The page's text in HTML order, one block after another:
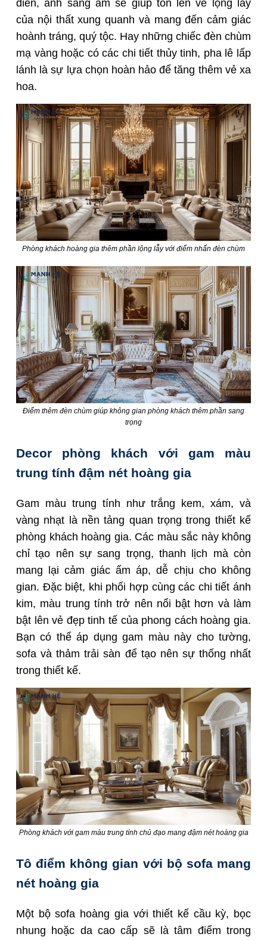
điển, ánh sáng ấm sẽ giúp tôn lên vẻ lộng lẫy
của nội thất xung quanh và mang đến cảm giác
hoành tráng, quý tộc. Hay những chiếc đèn chùm
mạ vàng hoặc có các chi tiết thủy tinh, pha lê lấp
lánh là sự lựa chọn hoàn hảo để tăng thêm vẻ xa
hoa.
Phòng khách hoàng gia thêm phần lộng lẫy với điểm nhấn đèn chùm
Điểm thêm đèn chùm giúp không gian phòng khách thêm phần sang
trọng
Decor phòng khách với gam màu
trung tính đậm nét hoàng gia
Gam màu trung tính như trắng kem, xám, và
vàng nhạt là nền tảng quan trọng trong thiết kế
phòng khách hoàng gia. Các màu sắc này không
chỉ tạo nên sự sang trọng, thanh lịch mà còn
mang lại cảm giác ấm áp, dễ chịu cho không
gian. Đặc biệt, khi phối hợp cùng các chi tiết ánh
kim, màu trung tính trở nên nổi bật hơn và làm
bật lên vẻ đẹp tinh tế của phong cách hoàng gia.
Bạn có thể áp dụng gam màu này cho tường,
sofa và thảm trải sàn để tạo nên sự thống nhất
trong thiết kế.
Phòng khách với gam màu trung tính chủ đạo mang đậm nét hoàng gia
Tô điểm không gian với bộ sofa mang
nét hoàng gia
Một bộ sofa hoàng gia với thiết kế cầu kỳ, bọc
nhung hoặc da cao cấp sẽ là tâm điểm trong